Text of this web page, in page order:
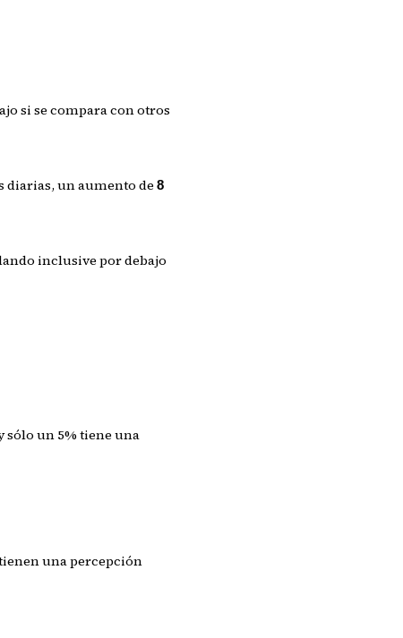
si se compara con otros
diarias, un aumento de8
inclusive por debajo
sólo un 5% tiene una
una percepción